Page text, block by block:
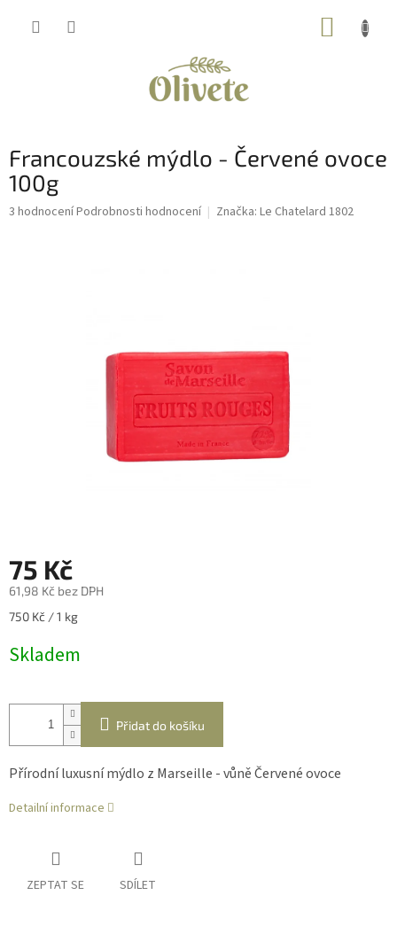
Francouzské mýdlo - Červené ovoce
100g
Průměrné
3 hodnoceníPodrobnosti hodnocení Značka: Le Chatelard 1802
75 Kč
61,98 Kč bez DPH
Měrná
750 Kč / 1 kg
Skladem
Přidat do košíku
Přírodní luxusní mýdlo z Marseille - vůně Červené ovoce
Detailní informace
ZEPTAT SE SDÍLET